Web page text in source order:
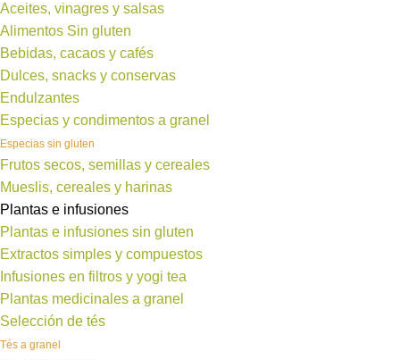
Aceites, vinagres y salsas
Alimentos Sin gluten
Bebidas, cacaos y cafés
Dulces, snacks y conservas
Endulzantes
Especias y condimentos a granel
Especias sin gluten
Frutos secos, semillas y cereales
Mueslis, cereales y harinas
Plantas e infusiones
Plantas e infusiones sin gluten
Extractos simples y compuestos
Infusiones en filtros y yogi tea
Plantas medicinales a granel
Selección de tés
Tés a granel